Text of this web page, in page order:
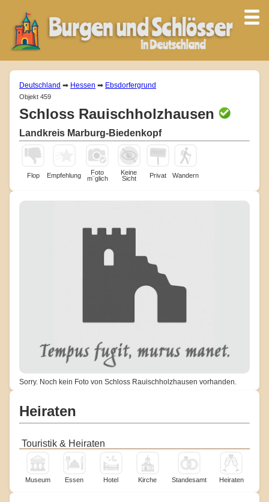
Deutschland ➡ Hessen ➡ Ebsdorfergrund
Objekt 459
Schloss Rauischholzhausen
Landkreis Marburg-Biedenkopf
Flop Empfehlung
Foto
m¨glich
Keine
Sicht
Privat Wandern
Sorry. Noch kein Foto von Schloss Rauischholzhausen vorhanden.
Heiraten
Touristik & Heiraten
Museum Essen Hotel Kirche Standesamt Heiraten